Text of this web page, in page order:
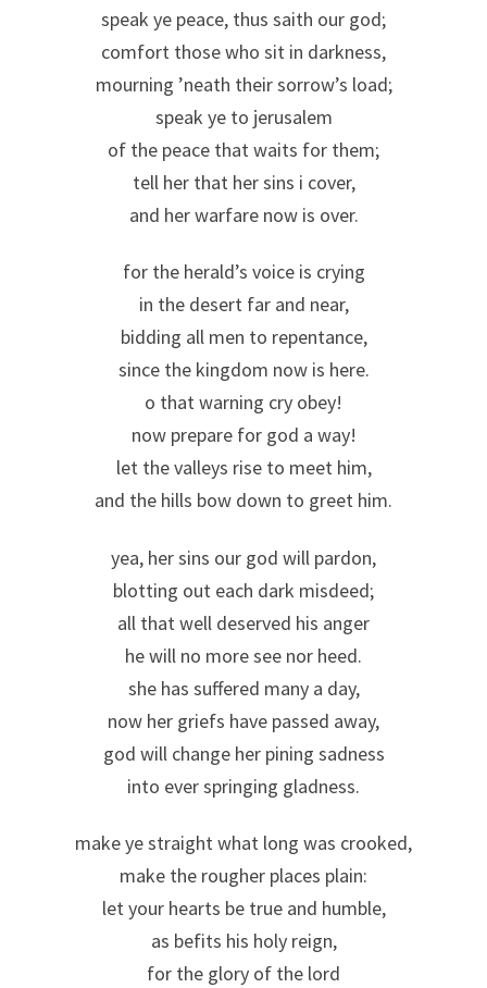
speak ye peace, thus saith our god;
comfort those who sit in darkness,
mourning ’neath their sorrow’s load;
speak ye to jerusalem
of the peace that waits for them;
tell her that her sins i cover,
and her warfare now is over.
for the herald’s voice is crying
in the desert far and near,
bidding all men to repentance,
since the kingdom now is here.
o that warning cry obey!
now prepare for god a way!
let the valleys rise to meet him,
and the hills bow down to greet him.
yea, her sins our god will pardon,
blotting out each dark misdeed;
all that well deserved his anger
he will no more see nor heed.
she has suffered many a day,
now her griefs have passed away,
god will change her pining sadness
into ever springing gladness.
make ye straight what long was crooked,
make the rougher places plain:
let your hearts be true and humble,
as befits his holy reign,
for the glory of the lord